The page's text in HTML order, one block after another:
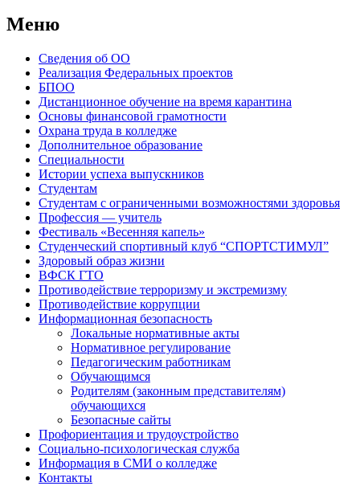
Меню
Сведения об ОО
Реализация Федеральных проектов
БПОО
Дистанционное обучение на время карантина
Основы финансовой грамотности
Охрана труда в колледже
Дополнительное образование
Специальности
Истории успеха выпускников
Студентам
Студентам с ограниченными возможностями здоровья
Профессия — учитель
Фестиваль «Весенняя капель»
Студенческий спортивный клуб “СПОРТСТИМУЛ”
Здоровый образ жизни
ВФСК ГТО
Противодействие терроризму и экстремизму
Противодействие коррупции
Информационная безопасность
Локальные нормативные акты
Нормативное регулирование
Педагогическим работникам
Обучающимся
Родителям (законным представителям)
обучающихся
Безопасные сайты
Профориентация и трудоустройство
Социально-психологическая служба
Информация в СМИ о колледже
Контакты